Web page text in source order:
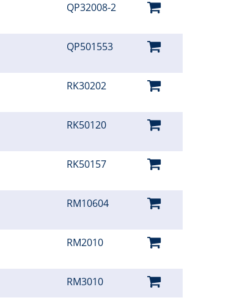
QP32008-2
QP501553
RK30202
RK50120
RK50157
RM10604
RM2010
RM3010